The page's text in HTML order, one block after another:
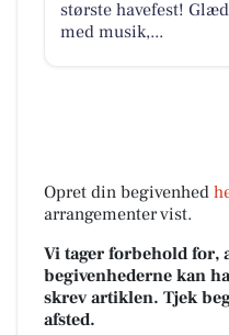
største havefest!
med musik,...
Opret din begivenhed
arrangementer vist.
Vi tager forbehold for,
begivenhederne kan
skrev artiklen. Tjek
afsted.